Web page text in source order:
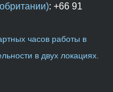
: +66 91
часов работы в
в двух локациях.